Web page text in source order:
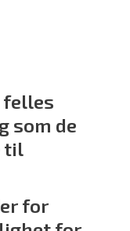
felles
som de
til
for